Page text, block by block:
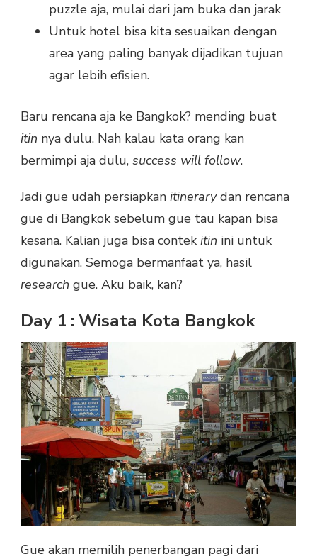
puzzle aja, mulai dari jam buka dan jarak
Untuk hotel bisa kita sesuaikan dengan
area yang paling banyak dijadikan tujuan
agar lebih efisien.
Baru rencana aja ke Bangkok? mending buat
itin nya dulu. Nah kalau kata orang kan
bermimpi aja dulu, success will follow.
Jadi gue udah persiapkan itinerarydan rencana
gue di Bangkok sebelum gue tau kapan bisa
kesana. Kalian juga bisa contek itin ini untuk
digunakan. Semoga bermanfaat ya, hasil
research gue. Aku baik, kan?
Day 1 : Wisata Kota Bangkok
Gue akan memilih penerbangan pagi dari